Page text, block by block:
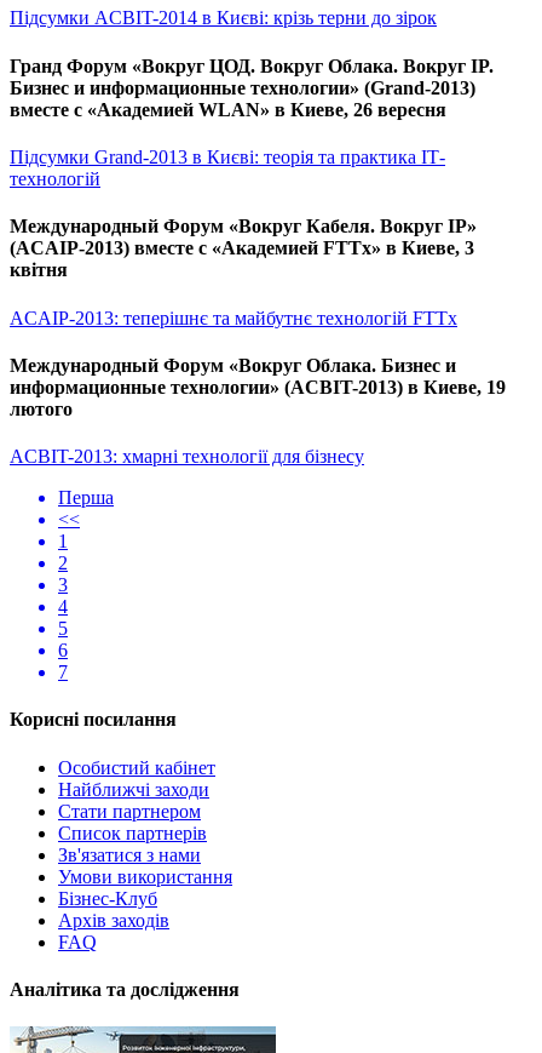
Підсумки ACBIT-2014 в Києві: крізь терни до зірок
Гранд Форум «Вокруг ЦОД. Вокруг Облака. Вокруг IP.
Бизнес и информационные технологии» (Grand-2013)
вместе с «Академией WLAN» в Киеве, 26 вересня
Підсумки Grand-2013 в Києві: теорія та практика ІТ-
технологій
Международный Форум «Вокруг Кабеля. Вокруг IP»
(ACAIP-2013) вместе с «Академией FTTx» в Киеве, 3
квітня
ACAIP-2013: теперішнє та майбутнє технологій FTTx
Международный Форум «Вокруг Облака. Бизнес и
информационные технологии» (ACBIT-2013) в Киеве, 19
лютого
ACBIT-2013: хмарні технології для бізнесу
Перша
<<
1
2
3
4
5
6
7
Корисні посилання
Особистий кабінет
Найближчі заходи
Стати партнером
Список партнерів
Зв'язатися з нами
Умови використання
Бізнес-Клуб
Архів заходів
FAQ
Аналітика та дослідження